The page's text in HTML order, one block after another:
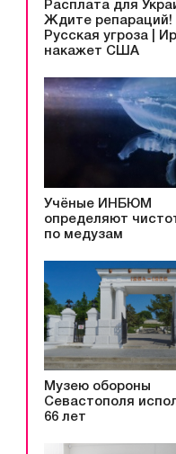
Расплата для
Ждите репараций! |
Русская угроза |
накажет США
Учёные ИНБЮМ
определяют
по медузам
Музею обороны
Севастополя
66 лет